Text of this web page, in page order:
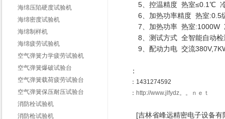
海绵压陷硬度试验机
海绵密度试验机
海绵制样机
海绵疲劳试验机
空气弹簧力学疲劳试验机
空气弹簧爆破试验台
空气弹簧载荷疲劳试验台
空气弹簧保压耐压试验台
消防栓试验机
消防枪试验机
5、控温精度 热室≤0.1℃
6、加热功率精度 热室:0.5
7、加热功率 热室:1000W
8、测试方式 全智能自动
9、配动力电 交流
：
：1431274592
： http://www.jlfydz。。ｎｅｔ
[吉林省峰远精密电子设备有